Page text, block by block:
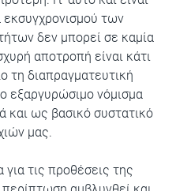
εκσυγχρονισμού των
δεν μπορεί σε καμία
αποτροπή είναι κάτι
τη διαπραγματευτική
εξαργυρώσιμο νόμισμα
και ως βασικό συστατικό
μας.
τις προθέσεις της